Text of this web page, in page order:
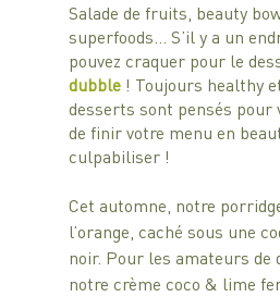
Salade de fruits, beauty
superfoods… S’il y a un
pouvez craquer pour le
dubble ! Toujours healthy
desserts sont pensés pour
de finir votre menu en
culpabiliser !
Cet automne, notre
l’orange, caché sous une
noir. Pour les amateurs de
notre crème coco & lime